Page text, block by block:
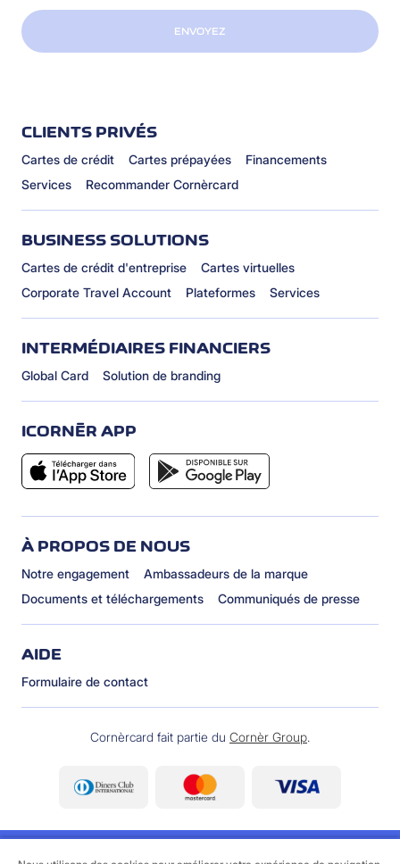
ENVOYEZ
CLIENTS PRIVÉS
Cartes de crédit Cartes prépayées
Financements
Services
Recommander Cornèrcard
BUSINESS SOLUTIONS
Cartes de crédit d'entreprise
Cartes virtuelles
Corporate Travel Account
Plateformes Services
INTERMÉDIAIRES FINANCIERS
Global Card Solution de branding
ICORNÈR APP
À PROPOS DE NOUS
Notre engagement
Ambassadeurs de la marque
Documents et téléchargements
Communiqués de presse
AIDE
Formulaire de contact
Cornèrcard fait partie du Cornèr Group.